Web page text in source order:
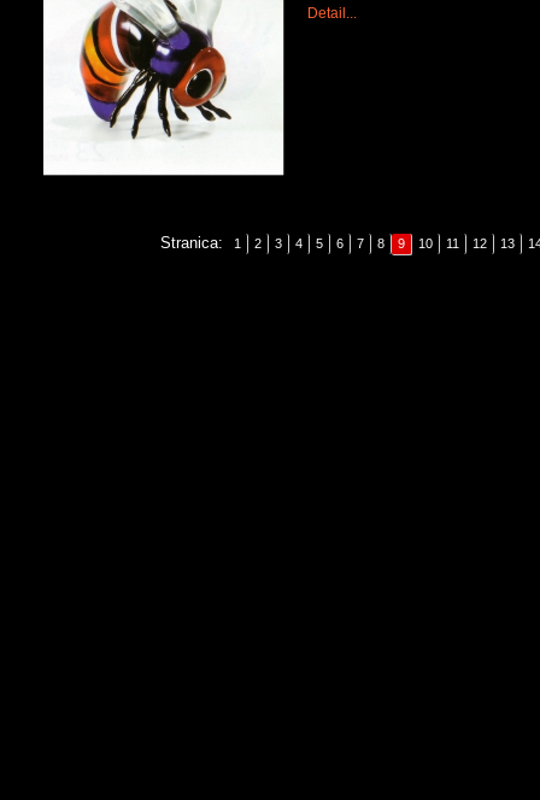
Detail...
Stranica: 1 2 3 4 5 6 7 8 9 10 11 12 13